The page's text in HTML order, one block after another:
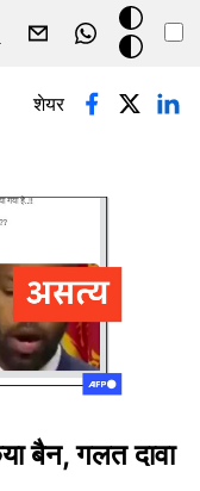
डार्क
मोड
शेयर
बैन, गलत दावा